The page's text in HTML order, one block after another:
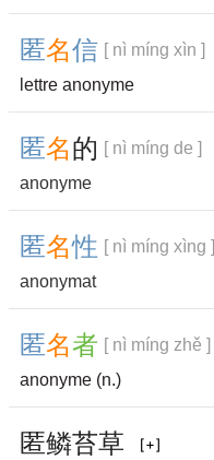
匿名信 [ nì míng xìn ]
lettre anonyme
匿名的 [ nì míng de ]
anonyme
匿名性 [ nì míng xìng ]
anonymat
匿名者 [ nì míng zhě ]
anonyme (n.)
匿鳞苔草